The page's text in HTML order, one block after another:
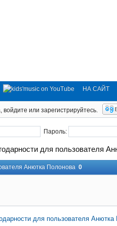
НА САЙТ
войдите или зарегистрируйтесь.
Пароль:
для пользователя
Анютка Полонова 0
для пользователя Анютка